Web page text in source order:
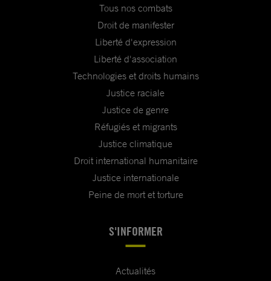
Tous nos combats
Droit de manifester
Liberté d'expression
Liberté d'association
Technologies et droits humains
Justice raciale
Justice de genre
Réfugiés et migrants
Justice climatique
Droit international humanitaire
Justice internationale
Peine de mort et torture
S'INFORMER
Actualités